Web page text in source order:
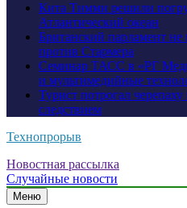
Кита Тимми решили
Атлантический океан
Британский парламент не
против Стармера
Семинар ТАСС в «РГ
и мультимедийные
Турист потрогал
следствием
Технопрорыв
Новостная рассылка
Случайные новости
Меню